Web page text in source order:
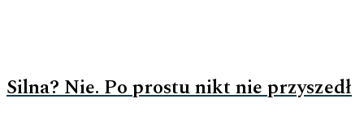
Silna? Nie. Po prostu nikt nie przyszedł